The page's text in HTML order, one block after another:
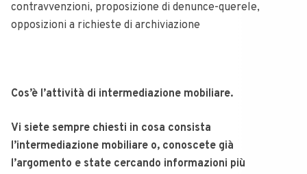
contravvenzioni, proposizione di denunce-querele,
opposizioni a richieste di archiviazione
Cos’è l’attività di intermediazione mobiliare.
Vi siete sempre chiesti in cosa consista
l’intermediazione mobiliare o, conoscete già
l’argomento e state cercando informazioni più